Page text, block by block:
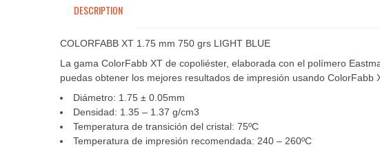
DESCRIPTION
COLORFABB XT 1.75 mm 750 grs LIGHT BLUE
La gama ColorFabb XT de copoliéster, elaborada con el polímero
puedas obtener los mejores resultados de impresión usando ColorFabb
Diámetro: 1.75 ± 0.05mm
Densidad: 1.35 – 1.37 g/cm3
Temperatura de transición del cristal: 75ºC
Temperatura de impresión recomendada: 240 – 260ºC